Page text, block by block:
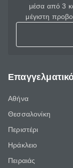
μέσα από 3
μέγιστη
Αθήνα
Θεσσαλονίκη
Περιστέρι
Ηράκλειο
Πειραιάς